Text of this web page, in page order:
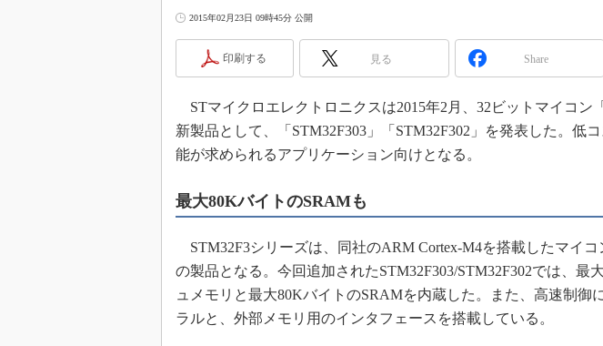
Q&Aで学ぶマイコン講座
高速シリアル伝送技術講座
アナログ設計のきほん／ADCとノイ
ズ編
めざせ高効率！ モーター駆動入門講
Bluetooth mesh入門
計測器メーカーから見た5G
USB Type-Cの登場で評価試験はど
2015年02月23日 09時45分 公開
印刷する 見る Share
STマイクロエレクトロニクスは2015年2月、32ビットマイコン
新製品として、「STM32F303」「STM32F302」を発表した。低
能が求められるアプリケーション向けとなる。
最大80KバイトのSRAMも
STM32F3シリーズは、同社のARM Cortex-M4を搭載したマイ
の製品となる。今回追加されたSTM32F303/STM32F302では、最
ュメモリと最大80KバイトのSRAMを内蔵した。また、高速制御
ラルと、外部メモリ用のインタフェースを搭載している。